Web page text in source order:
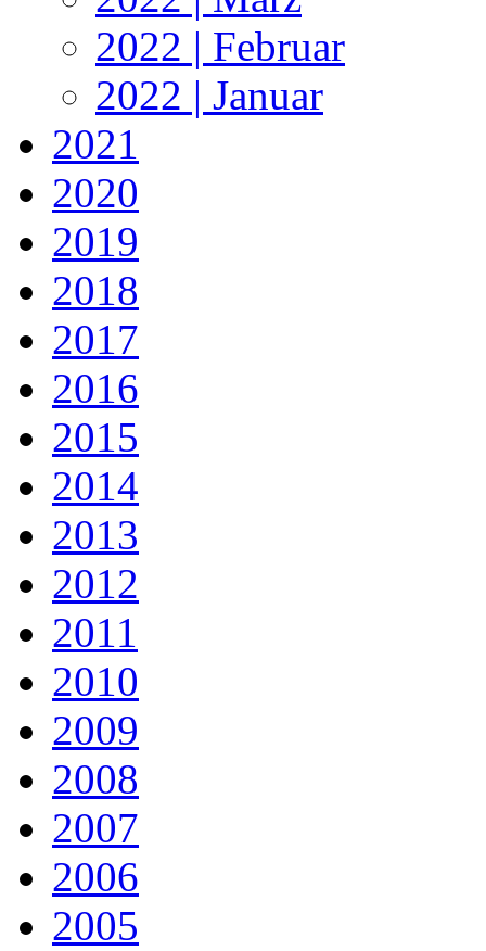
2022 | Februar
2022 | Januar
2021
2020
2019
2018
2017
2016
2015
2014
2013
2012
2011
2010
2009
2008
2007
2006
2005